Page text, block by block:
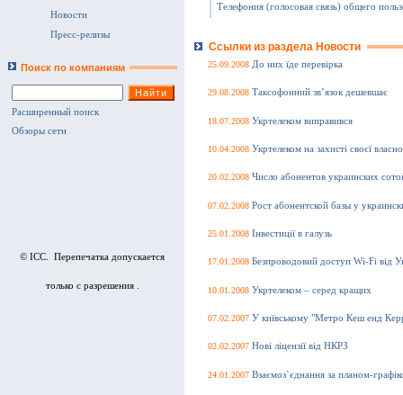
Новости
Пресс-релизы
Поиск по компаниям
Расширенный поиск
Обзоры сети
© ICC. Перепечатка допускается
только с разрешения .
Телефония (голосовая связь) общего
Ссылки из раздела Новости
25.09.2008 До них їде перевірка
29.08.2008 Таксофонний зв’язок дешевшає
18.07.2008 Укртелеком виправився
10.04.2008 Укртелеком на захисті своєї
20.02.2008 Число абонентов украинских
07.02.2008 Рост абонентской базы у
25.01.2008 Інвестиції в галузь
17.01.2008 Безпроводовий доступ Wi-Fi від
10.01.2008 Укртелеком – серед кращих
07.02.2007 У київському "Метро Кеш енд
02.02.2007 Нові ліцензії від НКРЗ
24.01.2007 Взаємоз`єднання за планом-